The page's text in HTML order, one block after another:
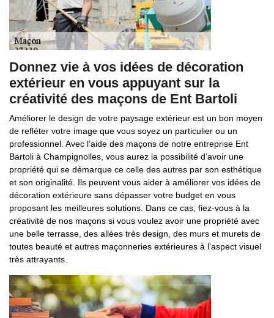
Donnez vie à vos idées de décoration
extérieur en vous appuyant sur la
créativité des maçons de Ent Bartoli
Améliorer le design de votre paysage extérieur est un bon moyen
de refléter votre image que vous soyez un particulier ou un
professionnel. Avec l’aide des maçons de notre entreprise Ent
Bartoli à Champignolles, vous aurez la possibilité d’avoir une
propriété qui se démarque ce celle des autres par son esthétique
et son originalité. Ils peuvent vous aider à améliorer vos idées de
décoration extérieure sans dépasser votre budget en vous
proposant les meilleures solutions. Dans ce cas, fiez-vous à la
créativité de nos maçons si vous voulez avoir une propriété avec
une belle terrasse, des allées très design, des murs et murets de
toutes beauté et autres maçonneries extérieures à l’aspect visuel
très attrayants.